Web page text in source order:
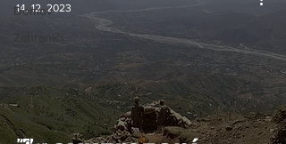
Domov
Zahraničí
Bezpečnost
Panorama
Rozhovory
14. 12. 2023